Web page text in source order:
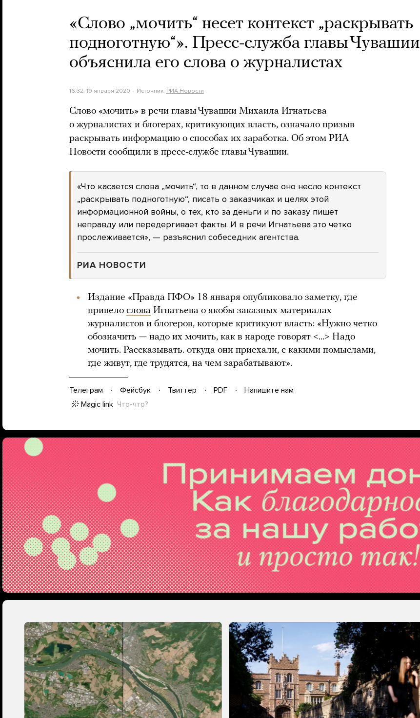
«Слово „мочить“ несет контекст „раскрывать
подноготную“». Пресс-служба главы Чувашии
объяснила его слова о журналистах
16:32, 19 января 2020 Источник: РИА Новости
Слово «мочить» в речи главы Чувашии Михаила Игнатьева
о журналистах и блогерах, критикующих власть, означало призыв
раскрывать информацию о способах их заработка. Об этом РИА
Новости сообщили в пресс-службе главы Чувашии.
«Что касается слова „мочить“, то в данном случае оно несло контекст
„раскрывать подноготную“, писать о заказчиках и целях этой
информационной войны, о тех, кто за деньги и по заказу пишет
неправду или передергивает факты. И в речи Игнатьева это четко
прослеживается», — разъяснил собеседник агентства.
РИА НОВОСТИ
Издание «Правда ПФО» 18 января опубликовало заметку, где
привело слова Игнатьева о якобы заказных материалах
журналистов и блогеров, которые критикуют власть: «Нужно четко
обозначить — надо их мочить, как в народе говорят <…> Надо
мочить. Рассказывать. откуда они приехали, с какими помыслами,
где живут, где трудятся, на чем зарабатывают».
Телеграм Фейсбук Твиттер PDF
Напишите нам
Magic link Что-что?